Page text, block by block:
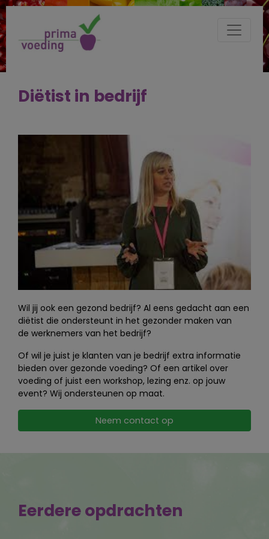
Diëtist in bedrijf
Wil jij ook een gezond bedrijf? Al eens gedacht aan een
diëtist die ondersteunt in het gezonder maken van
de werknemers van het bedrijf?
Of wil je juist je klanten van je bedrijf extra informatie
bieden over gezonde voeding? Of een artikel over
voeding of juist een workshop, lezing enz. op jouw
event? Wij ondersteunen op maat.
Neem contact op
Eerdere opdrachten